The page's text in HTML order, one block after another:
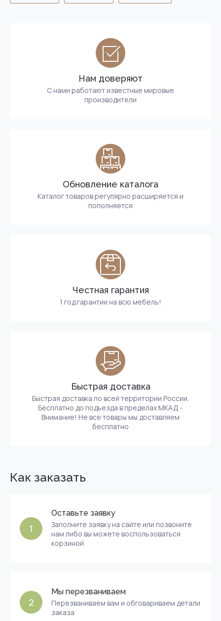
Нам доверяют
С нами работают известные мировые
производители
Обновление каталога
Каталог товаров регулярно расширяется и
пополняется
Честная гарантия
1 год гарантии на всю мебель!
Быстрая доставка
Быстрая доставка по всей территории России.
Бесплатно до подъезда в пределах МКАД -
Внимание! Не все товары мы доставляем
бесплатно
Как заказать
1
Оставьте заявку
Заполните заявку на сайте или позвоните
нам либо вы можете воспользоваться
корзиной
2
Мы перезваниваем
Перезваниваем вам и обговариваем детали
заказа